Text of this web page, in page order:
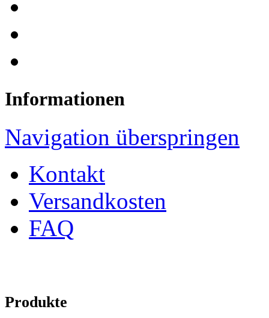
Informationen
Navigation überspringen
Kontakt
Versandkosten
FAQ
Produkte